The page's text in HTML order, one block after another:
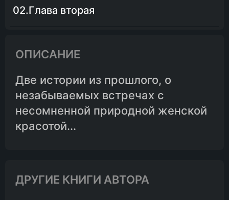
02.Глава вторая
ОПИСАНИЕ
Две истории из прошлого, о
незабываемых встречах с
несомненной природной женской
красотой...
ДРУГИЕ КНИГИ АВТОРА